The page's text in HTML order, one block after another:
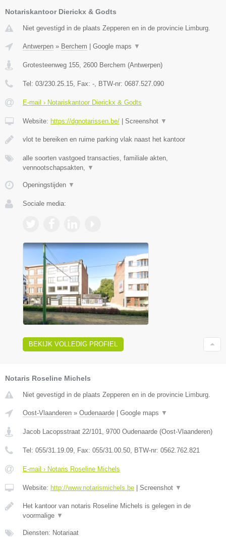
Notariskantoor Dierickx & Godts
Niet gevestigd in de plaats Zepperen en in de provincie Limburg.
Antwerpen » Berchem Google maps ▼
Grotesteenweg 155 2600 Berchem (Antwerpen)
Tel: 03/230.25.15 , Fax: - , BTW-nr: 0687.527.090
E-mail › Notariskantoor Dierickx & Godts
Website: https://dgnotarissen.be/ Screenshot ▼
vlot te bereiken en ruime parking vlak naast het kantoor
alle soorten vastgoed transacties, familiale akten,
vennootschapsakten,
▼
Openingstijden ▼
Sociale media:
BEKIJK VOLLEDIG PROFIEL
Notaris Roseline Michels
Niet gevestigd in de plaats Zepperen en in de provincie Limburg.
Oost-Vlaanderen » Oudenaarde | Google maps ▼
Jacob Lacopsstraat 22/101 9700 Oudenaarde (Oost-Vlaanderen)
Tel: 055/31.19.09 , Fax: 055/31.00.50 , BTW-nr: 0562.762.821
E-mail › Notaris Roseline Michels
Website: http://www.notarismichels.be | Screenshot ▼
Het kantoor van notaris Roseline Michels is gelegen in de
voormalige ▼
Diensten: Notariaat